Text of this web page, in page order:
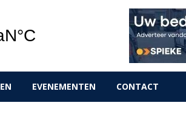
EVENEMENTEN CONTACT